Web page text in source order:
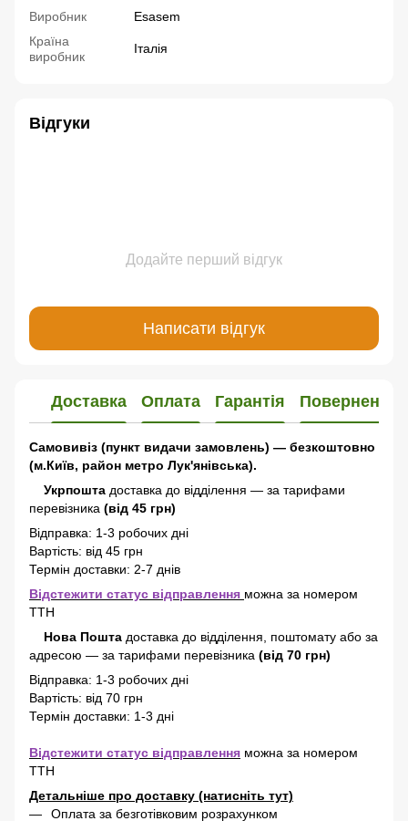
Виробник
Esasem
Країна
виробник
Італія
Відгуки
Додайте перший відгук
Написати відгук
Доставка Оплата Гарантія Повернення
Самовивіз (пункт видачи замовлень) — безкоштовно
(м.Київ, район метро Лук'янівська).
Укрпошта доставка до відділення — за тарифами
перевізника (від 45 грн)
Відправка: 1-3 робочих дні
Вартість: від 45 грн
Термін доставки: 2-7 днів
Відстежити статус відправлення можна за номером
ТТН
Нова Пошта доставка до відділення, поштомату або за
адресою — за тарифами перевізника (від 70 грн)
Відправка: 1-3 робочих дні
Вартість: від 70 грн
Термін доставки: 1-3 дні
Відстежити статус відправлення можна за номером
ТТН
Детальніше про доставку (натисніть тут)
Оплата за безготівковим розрахунком